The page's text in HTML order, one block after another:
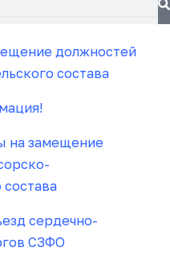
должностей
состава
на замещение
сердечно-
СЗФО